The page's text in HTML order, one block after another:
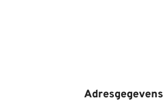
Adresgegevens